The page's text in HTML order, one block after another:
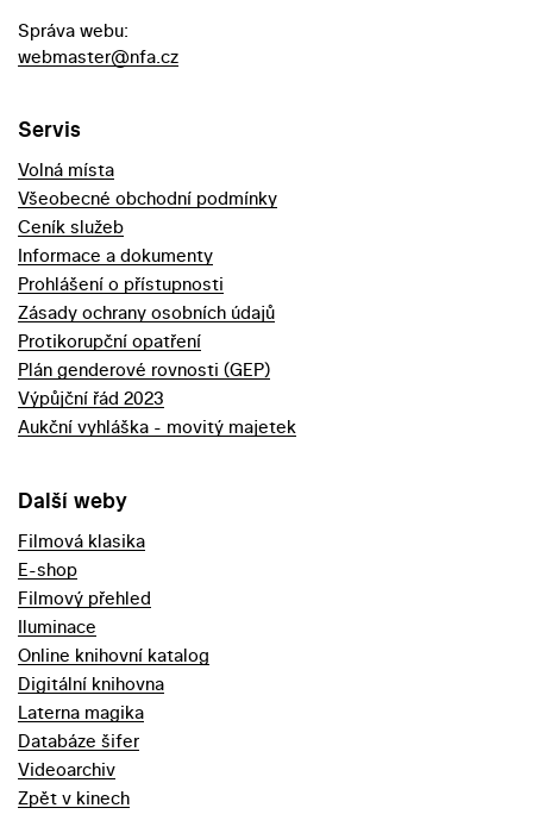
Správa webu:
webmaster@nfa.cz
Servis
Volná místa
Všeobecné obchodní podmínky
Ceník služeb
Informace a dokumenty
Prohlášení o přístupnosti
Zásady ochrany osobních údajů
Protikorupční opatření
Plán genderové rovnosti (GEP)
Výpůjční řád 2023
Aukční vyhláška - movitý majetek
Další weby
Filmová klasika
E-shop
Filmový přehled
Iluminace
Online knihovní katalog
Digitální knihovna
Laterna magika
Databáze šifer
Videoarchiv
Zpět v kinech